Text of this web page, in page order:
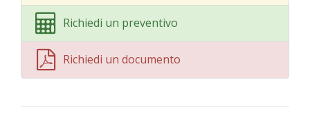
Richiedi un preventivo
Richiedi un documento